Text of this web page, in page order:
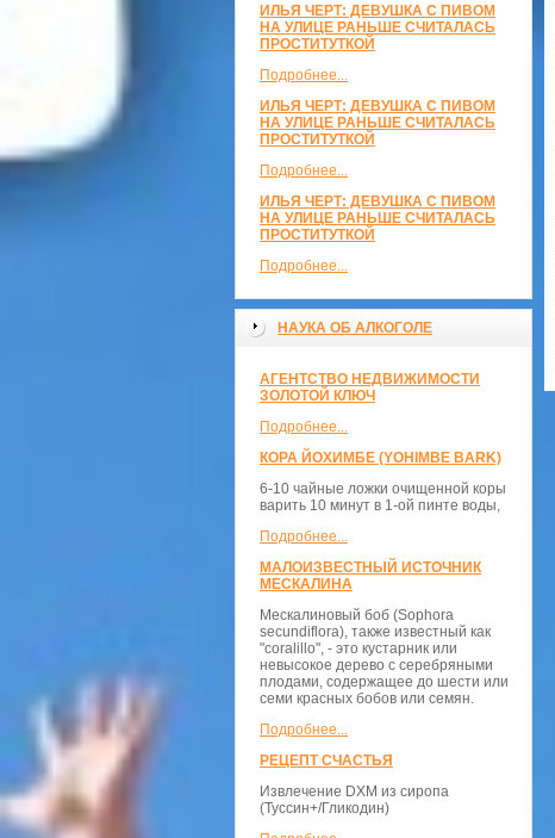
ИЛЬЯ ЧЕРТ: ДЕВУШКА С ПИВОМ
НА УЛИЦЕ РАНЬШЕ СЧИТАЛАСЬ
ПРОСТИТУТКОЙ
Подробнее...
ИЛЬЯ ЧЕРТ: ДЕВУШКА С ПИВОМ
НА УЛИЦЕ РАНЬШЕ СЧИТАЛАСЬ
ПРОСТИТУТКОЙ
Подробнее...
ИЛЬЯ ЧЕРТ: ДЕВУШКА С ПИВОМ
НА УЛИЦЕ РАНЬШЕ СЧИТАЛАСЬ
ПРОСТИТУТКОЙ
Подробнее...
НАУКА ОБ АЛКОГОЛЕ
АГЕНТСТВО НЕДВИЖИМОСТИ
ЗОЛОТОЙ КЛЮЧ
Подробнее...
КОРА ЙОХИМБЕ (YOHIMBE BARK)
6-10 чайные ложки очищенной коры
варить 10 минут в 1-ой пинте воды,
Подробнее...
МАЛОИЗВЕСТНЫЙ ИСТОЧНИК
МЕСКАЛИНА
Мескалиновый боб (Sophora
secundiflora), также известный как
"coralillo", - это кустарник или
невысокое дерево с серебряными
плодами, содержащее до шести или
семи красных бобов или семян.
Подробнее...
РЕЦЕПТ СЧАСТЬЯ
Извлечение DXM из сиропа
(Туссин+/Гликодин)